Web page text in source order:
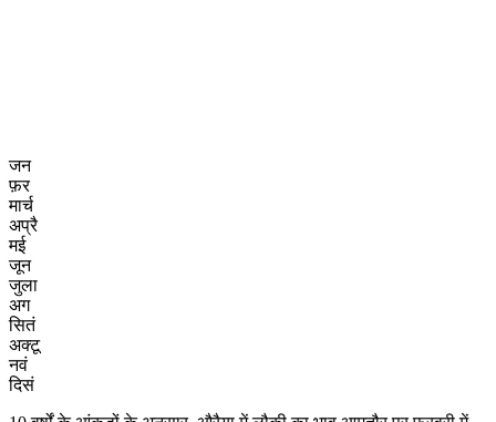
जन
फ़र
मार्च
अप्रै
मई
जून
जुला
अग
सितं
अक्टू
नवं
दिसं